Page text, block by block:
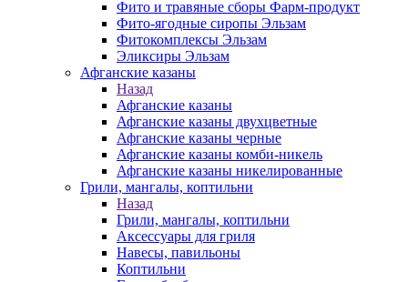
Фито и травяные сборы Фарм-продукт
Фито-ягодные сиропы Эльзам
Фитокомплексы Эльзам
Эликсиры Эльзам
Афганские казаны
Назад
Афганские казаны
Афганские казаны двухцветные
Афганские казаны черные
Афганские казаны комби-никель
Афганские казаны никелированные
Грили, мангалы, коптильни
Назад
Грили, мангалы, коптильни
Аксессуары для гриля
Навесы, павильоны
Коптильни